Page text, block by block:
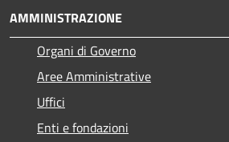
AMMINISTRAZIONE
Organi di Governo
Aree Amministrative
Uffici
Enti e fondazioni